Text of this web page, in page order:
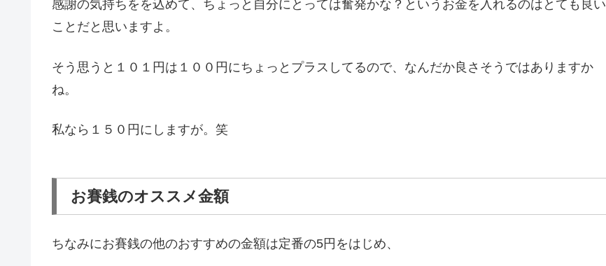
感謝の気持ちをを込めて、ちょっと自分にとっては奮発かな？というお金を入れるのはとても良い
ことだと思いますよ。
そう思うと１０１円は１００円にちょっとプラスしてるので、なんだか良さそうではありますか
ね。
私なら１５０円にしますが。笑
お賽銭のオススメ金額
ちなみにお賽銭の他のおすすめの金額は定番の5円をはじめ、